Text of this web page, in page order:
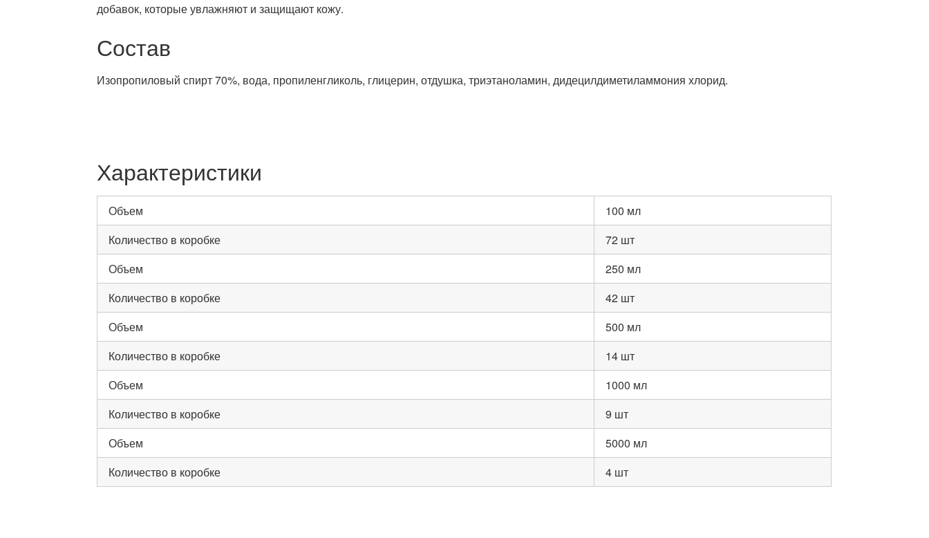
добавок, которые увлажняют и защищают кожу.
Состав
Изопропиловый спирт 70%, вода, пропиленгликоль, глицерин, отдушка, триэтаноламин, дидецилдиметиламмония хлорид.
Характеристики
Объем
100 мл
Количество в коробке
72 шт
Объем
250 мл
Количество в коробке
42 шт
Объем
500 мл
Количество в коробке
14 шт
Объем
1000 мл
Количество в коробке
9 шт
Объем
5000 мл
Количество в коробке
4 шт